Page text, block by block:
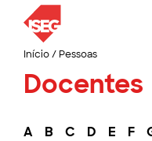
Início/ Pessoas
Docentes
A B C D E F